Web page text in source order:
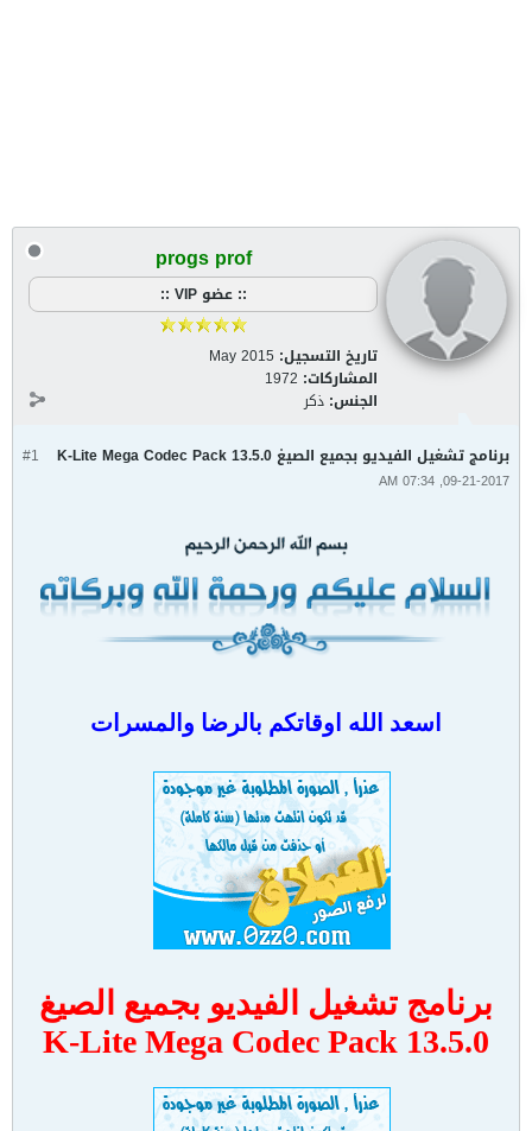
progs prof
:: عضو VIP ::
تاريخ التسجيل: May 2015
المشاركات: 1972
الجنس: ذكر
#1 برنامج تشغيل الفيديو بجميع الصيغ K-Lite Mega Codec Pack 13.5.0
09-21-2017, 07:34 AM
اسعد الله اوقاتكم بالرضا والمسرات
برنامج تشغيل الفيديو بجميع الصيغ
K-Lite Mega Codec Pack 13.5.0